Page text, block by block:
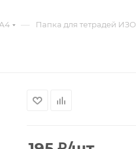
— Папка для тетрадей ИЗО